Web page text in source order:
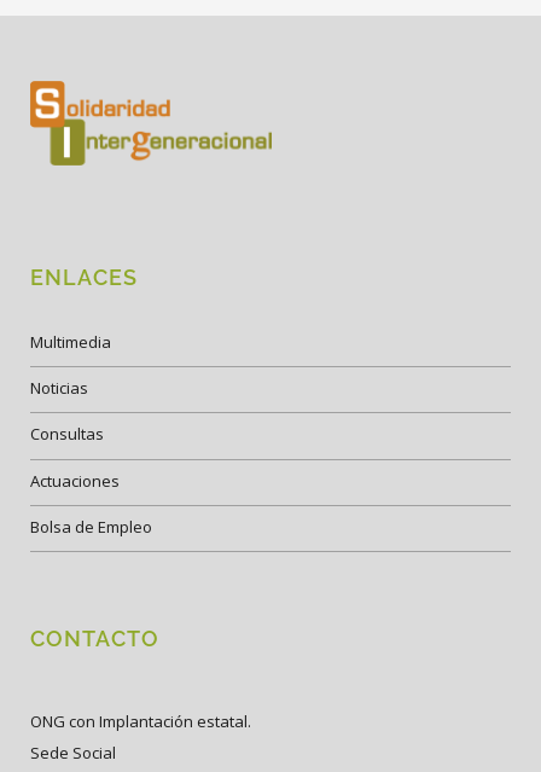
ENLACES
Multimedia
Noticias
Consultas
Actuaciones
Bolsa de Empleo
CONTACTO
ONG con Implantación estatal.
Sede Social